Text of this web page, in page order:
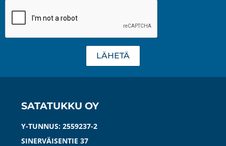
LÄHETÄ
SATATUKKU OY
Y-TUNNUS: 2559237-2
SINERVÄISENTIE 37